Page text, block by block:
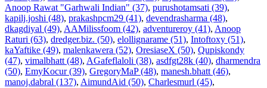
Anoop Rawat "Garhwali Indian" (37), purushotamsati (39),
kapilj.joshi (48), prakashpcm29 (41), devendrasharma (48),
dkagdiyal (49), AAMilissfoom (42), adventureroy (41), Anoop
Raturi (63), dredger.biz. (50), elollignarame (51), Intoftoxy (51),
kaYaftike (49), malenkawera (52), OresiaseX (50), Qupiskondy
(47), vimalbhatt (48), AGafeflaloli (38), asdfgt28k (40), dharmendra
(50), EmyKocur (39), GregoryMaP (48), manesh.bhatt (46),
manoj.dabral (137), AimundAid (50), Charlesmurl (45),